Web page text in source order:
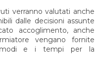
verranno valutati anche
dalle decisioni assunte
accoglimento, anche
vengano fornite
modi e i tempi per la